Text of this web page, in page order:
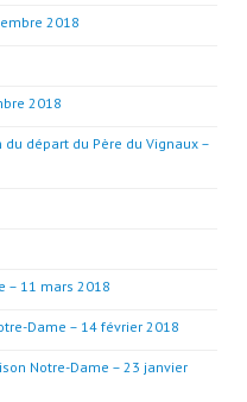
2018
2018
du départ du Père du Vignaux –
– 11 mars 2018
Dame – 14 février 2018
Notre-Dame – 23 janvier